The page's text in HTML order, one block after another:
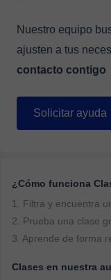
Nuestro equipo
ajusten a tus
contacto contigo
Solicitar ayuda
¿Cómo funciona
1. Filtra y encuentra
2. Prueba una clase
3. Aprende de forma
Clases en nuestra